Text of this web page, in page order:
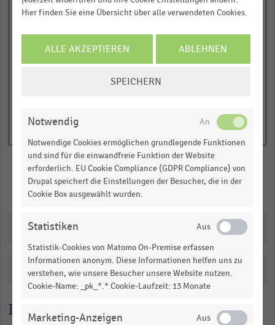
Lesehilfe
has
Passantenzahl
Prozent.
Range:
-1.037037187938289
View
data
table.
Veränderung der Passantenzahl in
interactive
JETZT INFORMIEREN
Merken Teilen
Katalogisierung
Hier finden Sie eine Übersicht über alle verwendeten Cookies.
ALLE AKZEPTIEREN ABLEHNEN
SPEICHERN
Notwendig
Notwendige Cookies ermöglichen grundlegende Funktionen
und sind für die einwandfreie Funktion der Website
erforderlich. EU Cookie Compliance (GDPR Compliance) von
Drupal speichert die Einstellungen der Besucher, die in der
Cookie Box ausgewählt wurden.
Statistiken
Statistik-Cookies von Matomo On-Premise erfassen
Informationen anonym. Diese Informationen helfen uns zu
verstehen, wie unsere Besucher unsere Website nutzen.
Cookie-Name: _pk_*.* Cookie-Laufzeit: 13 Monate
Marketing-Anzeigen